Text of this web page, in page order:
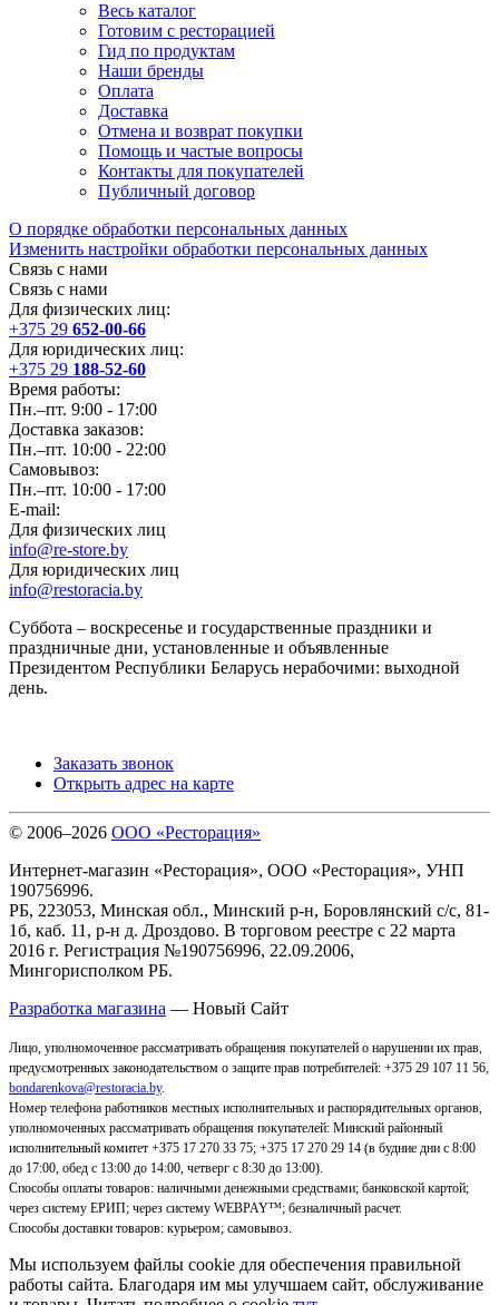
Весь каталог
Готовим с ресторацией
Гид по продуктам
Наши бренды
Оплата
Доставка
Отмена и возврат покупки
Помощь и частые вопросы
Контакты для покупателей
Публичный договор
О порядке обработки персональных данных
Изменить настройки обработки персональных данных
Связь с нами
Связь с нами
Для физических лиц:
+375 29 652-00-66
Для юридических лиц:
+375 29 188-52-60
Время работы:
Пн.–пт. 9:00 - 17:00
Доставка заказов:
Пн.–пт. 10:00 - 22:00
Самовывоз:
Пн.–пт. 10:00 - 17:00
E-mail:
Для физических лиц
info@re-store.by
Для юридических лиц
info@restoracia.by
Суббота – воскресенье и государственные праздники и
праздничные дни, установленные и объявленные
Президентом Республики Беларусь нерабочими: выходной
день.
Заказать звонок
Открыть адрес на карте
© 2006–2026 ООО «Ресторация»
Интернет-магазин «Ресторация», ООО «Ресторация», УНП
190756996.
РБ, 223053, Минская обл., Минский р-н, Боровлянский с/с, 81-
1б, каб. 11, р-н д. Дроздово. В торговом реестре с 22 марта
2016 г. Регистрация №190756996, 22.09.2006,
Мингорисполком РБ.
Разработка магазина — Новый Сайт
Лицо, уполномоченное рассматривать обращения покупателей о нарушении их прав,
предусмотренных законодательством о защите прав потребителей: +375 29 107 11 56,
bondarenkova@restoracia.by.
Номер телефона работников местных исполнительных и распорядительных органов,
уполномоченных рассматривать обращения покупателей: Минский районный
исполнительный комитет +375 17 270 33 75; +375 17 270 29 14 (в будние дни с 8:00
до 17:00, обед с 13:00 до 14:00, четверг с 8:30 до 13:00).
Способы оплаты товаров: наличными денежными средствами; банковской картой;
через систему ЕРИП; через систему WEBPAY™; безналичный расчет.
Способы доставки товаров: курьером; самовывоз.
Мы используем файлы cookie для обеспечения правильной
работы сайта. Благодаря им мы улучшаем сайт, обслуживание